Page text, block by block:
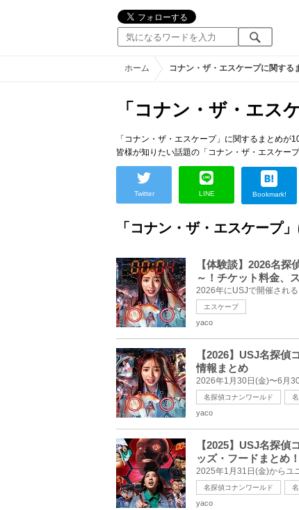
ホーム コナン・ザ・エスケープに関する
「コナン・ザ・エス
「コナン・ザ・エスケープ」に関するまとめが
皆様が知りたい話題の「コナン・ザ・エスケー
Twitter LINE Bookmark!
「コナン・ザ・エスケープ
【体験談】2026名
～！チケット料金、
エスケープ
yaco
【2026】USJ名探偵
情報まとめ
名探偵コナンワールド
yaco
【2025】USJ名探
ッズ・フードまとめ！
名探偵コナンワールド
yaco